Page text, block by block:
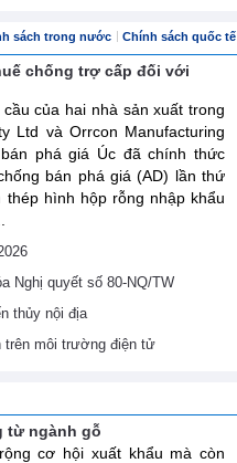
sách trong nước Chính sách quốc tế
chống trợ cấp đối với
của hai nhà sản xuất trong
Ltd và Orrcon Manufacturing
phá giá Úc đã chính thức
bán phá giá (AD) lần thứ
hình hộp rỗng nhập khẩu
Nghị quyết số 80-NQ/TW
thủy nội địa
trên môi trường điện tử
từ ngành gỗ
cơ hội xuất khẩu mà còn